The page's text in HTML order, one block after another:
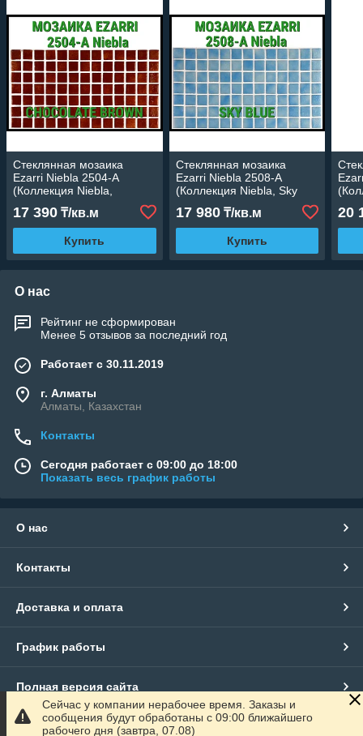
Стеклянная мозаика
Ezarri Niebla 2504-А
(Коллекция Niebla,
Chocolate brown,
коричневая)
17 390 ₸/кв.м
Купить
Стеклянная мозаика
Ezarri Niebla 2508-А
(Коллекция Niebla, Sky
blue, голубая)
17 980₸/кв.м
Купить
20
О нас
Рейтинг не сформирован
Менее 5 отзывов за последний год
Работает с 30.11.2019
г. Алматы
Алматы, Казахстан
Контакты
Сегодня работает с 09:00 до 18:00
Показать весь график работы
О нас
Контакты
Доставка и оплата
График работы
Полная версия сайта
Сайт создан на маркетплейсеSatu.kz
Сейчас у компании нерабочее время. Заказы и
сообщения будут обработаны с 09:00 ближайшего
рабочего дня (завтра, 07.08)